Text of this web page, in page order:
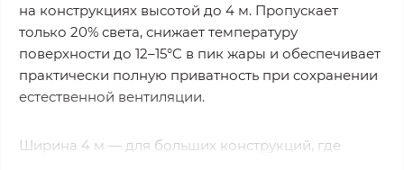
на конструкциях высотой до 4 м. Пропускает
только 20% света, снижает температуру
поверхности до 12–15°C в пик жары и обеспечивает
практически полную приватность при сохранении
естественной вентиляции.
Ширина 4 м — для больших конструкций, где